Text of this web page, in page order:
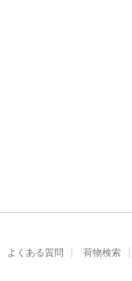
よくある質問 荷物検索